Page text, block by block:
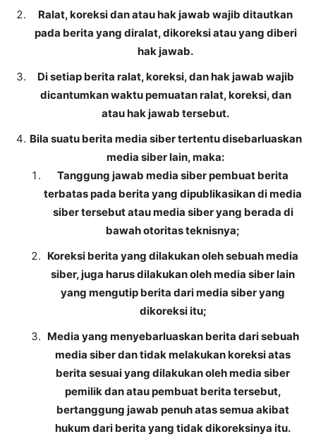
Ralat, koreksi dan atau hak jawab wajib ditautkan
pada berita yang diralat, dikoreksi atau yang diberi
hak jawab.
Di setiap berita ralat, koreksi, dan hak jawab wajib
dicantumkan waktu pemuatan ralat, koreksi, dan
atau hak jawab tersebut.
Bila suatu berita media siber tertentu disebarluaskan
media siber lain, maka:
Tanggung jawab media siber pembuat berita
terbatas pada berita yang dipublikasikan di media
siber tersebut atau media siber yang berada di
bawah otoritas teknisnya;
Koreksi berita yang dilakukan oleh sebuah media
siber, juga harus dilakukan oleh media siber lain
yang mengutip berita dari media siber yang
dikoreksi itu;
Media yang menyebarluaskan berita dari sebuah
media siber dan tidak melakukan koreksi atas
berita sesuai yang dilakukan oleh media siber
pemilik dan atau pembuat berita tersebut,
bertanggung jawab penuh atas semua akibat
hukum dari berita yang tidak dikoreksinya itu.